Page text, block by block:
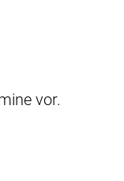
vor.